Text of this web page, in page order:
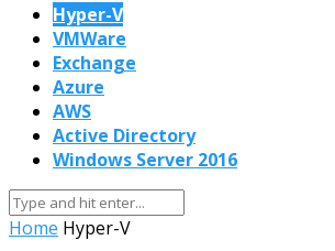
Hyper-V
VMWare
Exchange
Azure
AWS
Active Directory
Windows Server 2016
Home Hyper-V